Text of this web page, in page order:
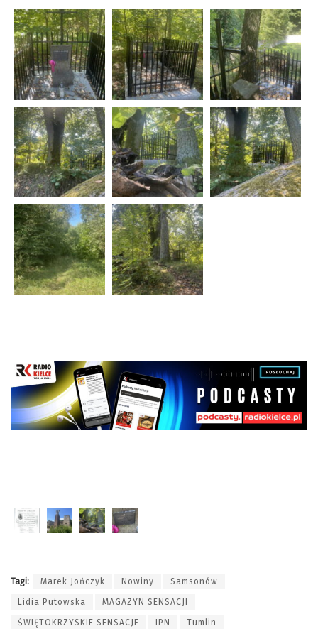
Tagi: Marek Jończyk Nowiny Samsonów
Lidia Putowska MAGAZYN SENSACJI
ŚWIĘTOKRZYSKIE SENSACJE IPN Tumlin